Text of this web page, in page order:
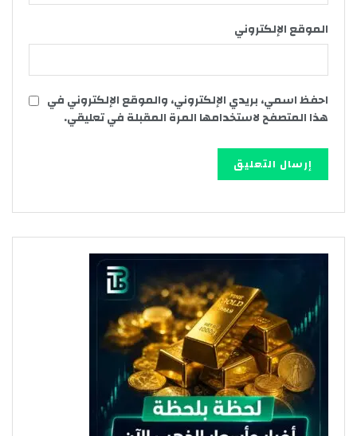
الموقع الإلكتروني
احفظ اسمي، بريدي الإلكتروني، والموقع الإلكتروني في
هذا المتصفح لاستخدامها المرة المقبلة في تعليقي.